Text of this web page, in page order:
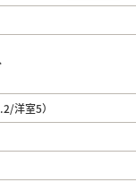
洋室5）